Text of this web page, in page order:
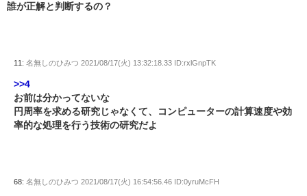
誰が正解と判断するの？
11: 名無しのひみつ 2021/08/17(火) 13:32:18.33 ID:rxlGnpTK
>>4
お前は分かってないな
円周率を求める研究じゃなくて、コンピューターの計算速度や効
率的な処理を行う技術の研究だよ
68: 名無しのひみつ 2021/08/17(火) 16:54:56.46 ID:0yruMcFH